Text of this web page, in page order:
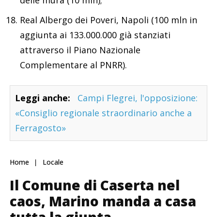
Real Albergo dei Poveri, Napoli (100 mln in
aggiunta ai 133.000.000 già stanziati
attraverso il Piano Nazionale
Complementare al PNRR).
Leggi anche:
Campi Flegrei, l'opposizione:
«Consiglio regionale straordinario anche a
Ferragosto»
Home Locale
Il Comune di Caserta nel
caos, Marino manda a casa